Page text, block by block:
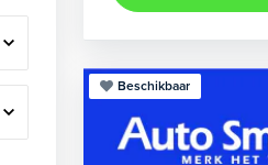
Beschikbaar